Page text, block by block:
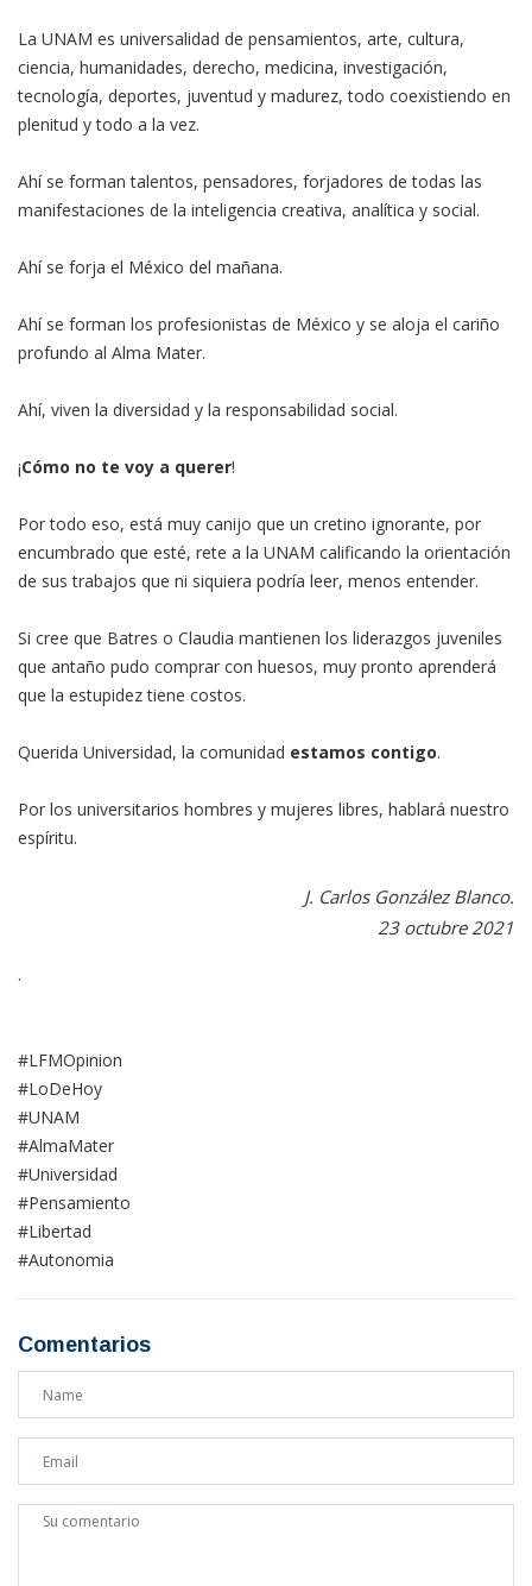
La UNAM es universalidad de pensamientos, arte, cultura,
ciencia, humanidades, derecho, medicina, investigación,
tecnología, deportes, juventud y madurez, todo coexistiendo en
plenitud y todo a la vez.
Ahí se forman talentos, pensadores, forjadores de todas las
manifestaciones de la inteligencia creativa, analítica y social.
Ahí se forja el México del mañana.
Ahí se forman los profesionistas de México y se aloja el cariño
profundo al Alma Mater.
Ahí, viven la diversidad y la responsabilidad social.
¡Cómo no te voy a querer!
Por todo eso, está muy canijo que un cretino ignorante, por
encumbrado que esté, rete a la UNAM calificando la orientación
de sus trabajos que ni siquiera podría leer, menos entender.
Si cree que Batres o Claudia mantienen los liderazgos juveniles
que antaño pudo comprar con huesos, muy pronto aprenderá
que la estupidez tiene costos.
Querida Universidad, la comunidad estamos contigo.
Por los universitarios hombres y mujeres libres, hablará nuestro
espíritu.
J. Carlos González Blanco.
23 octubre 2021
.
#LFMOpinion
#LoDeHoy
#UNAM
#AlmaMater
#Universidad
#Pensamiento
#Libertad
#Autonomia
Comentarios